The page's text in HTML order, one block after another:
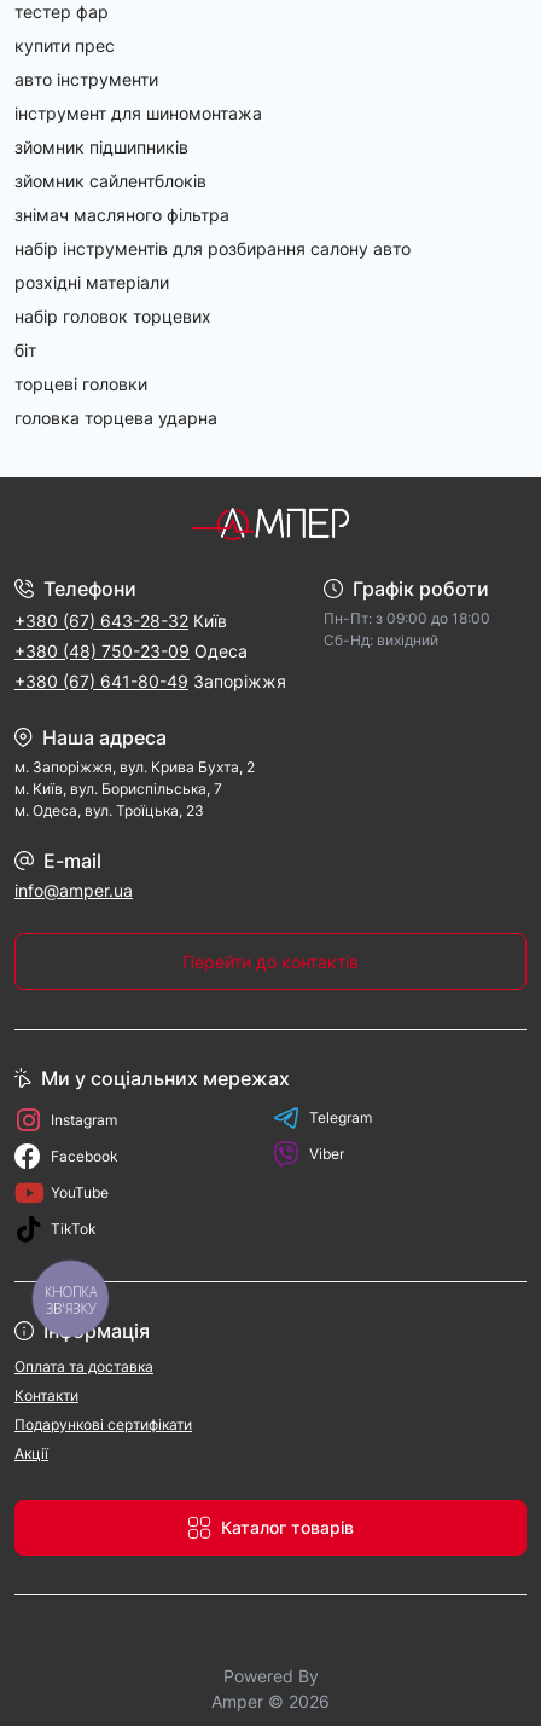
тестер фар
купити прес
авто інструменти
інструмент для шиномонтажа
зйомник підшипників
зйомник сайлентблоків
знімач масляного фільтра
набір інструментів для розбирання салону авто
розхідні матеріали
набір головок торцевих
біт
торцеві головки
головка торцева ударна
Телефони
+380 (67) 643-28-32 Київ
+380 (48) 750-23-09 Одеса
+380 (67) 641-80-49 Запоріжжя
Графік роботи
Пн-Пт: з 09:00 дo 18:00
Cб-Hд: виxідний
Наша адреса
м. Запорiжжя, вул. Крива Бухта, 2
м. Kиїв, вул. Бориспільська, 7
м. Одеса, вул. Троїцька, 23
E-mail
info@amper.ua
Перейти до контактів
Інформація
Оплата та доставка
Контакти
Подарункові сертифікати
Акції
Каталог товарів
Ми у соціальних мережах
Instagram
Facebook
YouTube
TikTok
Telegram
Viber
Powered By
Amper © 2026
КНОПКА
ЗВ'ЯЗКУ